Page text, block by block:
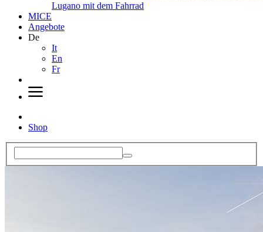
Lugano mit dem Fahrrad
MICE
Angebote
De
It
En
Fr
Shop